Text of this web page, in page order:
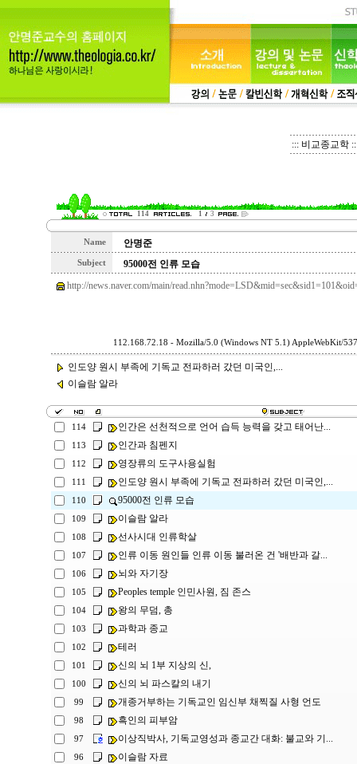
::: 비교종교학
114 1 3
Name 안명준
Subject
95000전 인류 모습
http://news.naver.com/main/
112.168.72.18 - Mozilla/5.0 (Windows NT 5.1) AppleWebKit/
인도양 원시 부족에 기독교 전파하러 갔던 미국인,...
이슬람 알라
114 인간은 선천적으로 언어 습득 능력을 갖고 태어난...
113 인간과 침펜지
112 영장류의 도구사용실험
111 인도양 원시 부족에 기독교 전파하러 갔던 미국인,...
110 95000전 인류 모습
109 이슬람 알라
108 선사시대 인류학살
107 인류 이동 원인들 인류 이동 불러온 건 '배반과 갈...
106 뇌와 자기장
105 Peoples temple 인민사원, 짐 존스
104 왕의 무덤, 총
103 과학과 종교
102 테러
101 신의 뇌 1부 지상의 신,
100 신의 뇌 파스칼의 내기
99 개종거부하는 기독교인 임신부 채찍질 사형 언도
98 흑인의 피부암
97 이상직박사, 기독교영성과 종교간 대화: 불교와 기...
96 이슬람 자료